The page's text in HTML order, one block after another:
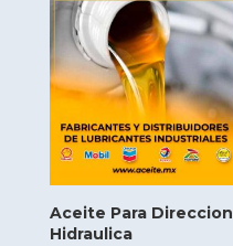
Aceite Para Direccion
Hidraulica